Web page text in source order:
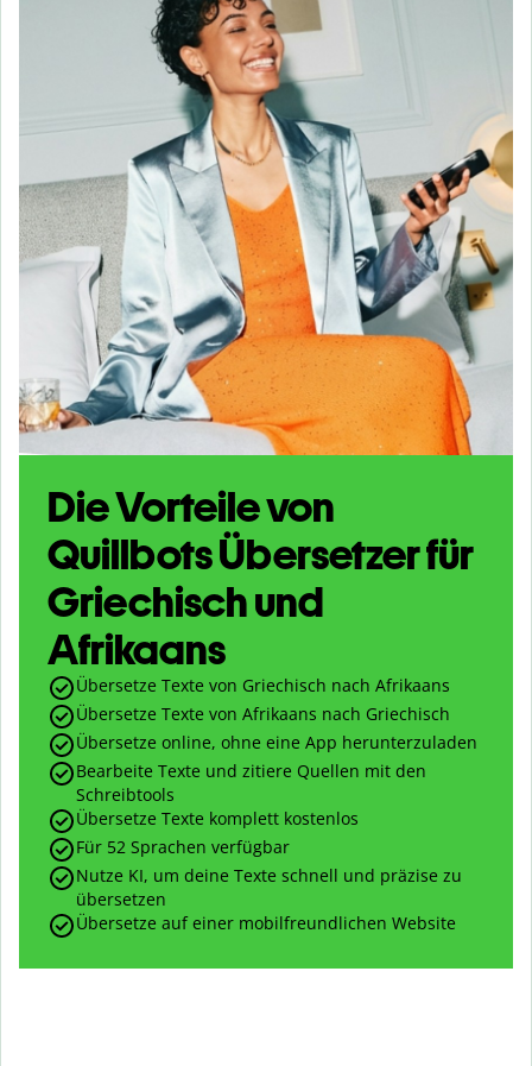
Die Vorteile von
Quillbots Übersetzer für
Griechisch und
Afrikaans
Übersetze Texte von Griechisch nach Afrikaans
Übersetze Texte von Afrikaans nach Griechisch
Übersetze online, ohne eine App herunterzuladen
Bearbeite Texte und zitiere Quellen mit den
Schreibtools
Übersetze Texte komplett kostenlos
Für 52 Sprachen verfügbar
Nutze KI, um deine Texte schnell und präzise zu
übersetzen
Übersetze auf einer mobilfreundlichen Website